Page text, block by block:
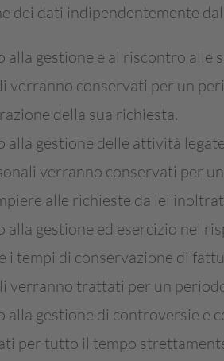
dei dati indipendentemente
alla gestione e al riscontro alle
verranno conservati per un
della sua richiesta.
alla gestione delle attività
verranno conservati per
alle richieste da lei
alla gestione ed esercizio nel
i tempi di conservazione di
verranno trattati per un
alla gestione di controversie e
per tutto il tempo